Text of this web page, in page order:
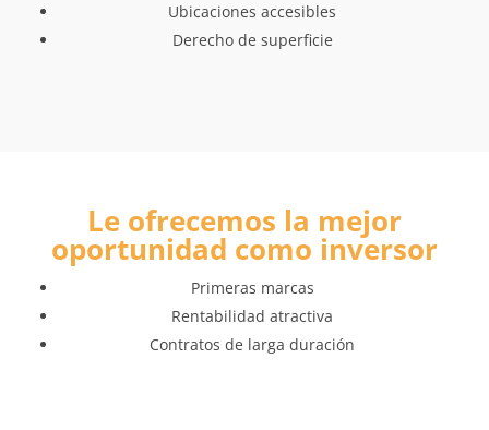
Ubicaciones accesibles
Derecho de superficie
Le ofrecemos la mejor
oportunidad como inversor
Primeras marcas
Rentabilidad atractiva
Contratos de larga duración